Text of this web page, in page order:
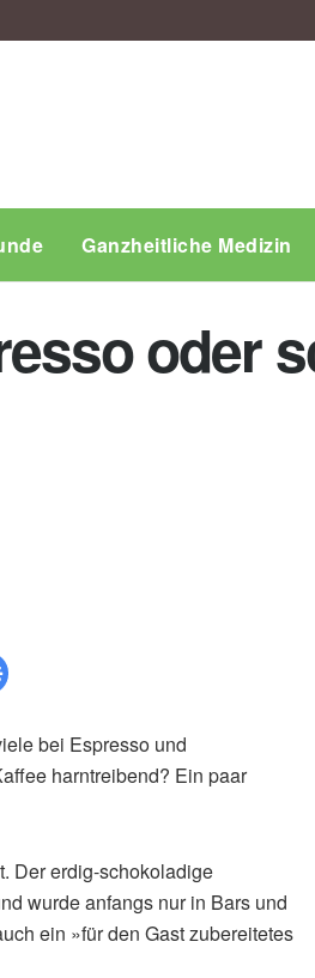
Ganzheitliche Medizin
oder
bei Espresso und
harntreibend? Ein paar
Der erdig-schokoladige
wurde anfangs nur in Bars und
ein »für den Gast zubereitetes